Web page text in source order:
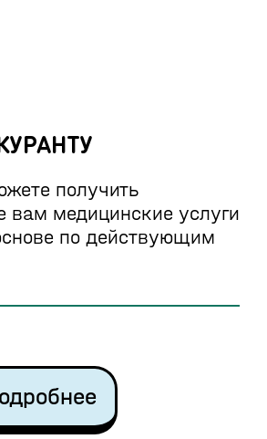
получить
вам медицинские услуги
по действующим